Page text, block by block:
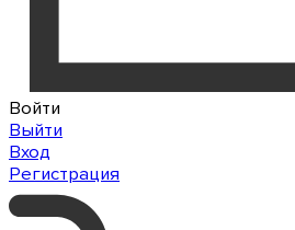
Войти
Выйти
Вход
Регистрация